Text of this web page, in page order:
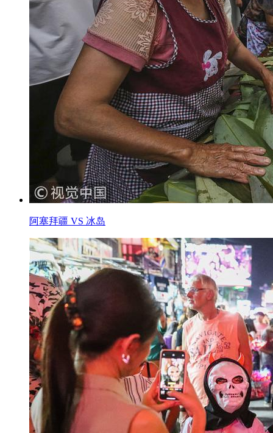
阿塞拜疆 VS 冰岛